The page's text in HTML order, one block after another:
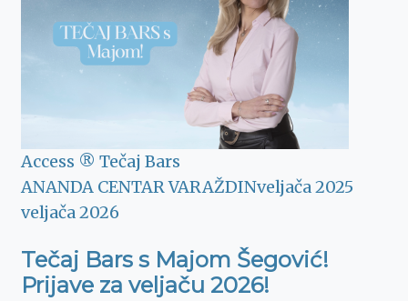
Access ® Tečaj Bars
ANANDA CENTAR VARAŽDINveljača 2025
veljača 2026
Tečaj Bars s Majom Šegović!
Prijave za veljaču 2026!